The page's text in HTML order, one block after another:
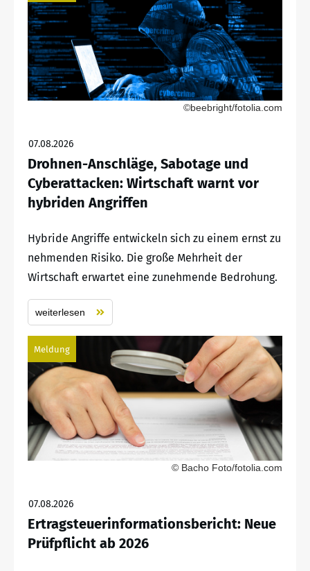
©beebright/fotolia.com
07.08.2026
Drohnen-Anschläge, Sabotage und
Cyberattacken: Wirtschaft warnt vor
hybriden Angriffen
Hybride Angriffe entwickeln sich zu einem ernst zu
nehmenden Risiko. Die große Mehrheit der
Wirtschaft erwartet eine zunehmende Bedrohung.
weiterlesen
Meldung
© Bacho Foto/fotolia.com
07.08.2026
Ertragsteuerinformationsbericht: Neue
Prüfpflicht ab 2026